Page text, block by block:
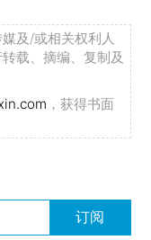
及/或相关权利人
载、摘编、复制及
，获得书面
订阅